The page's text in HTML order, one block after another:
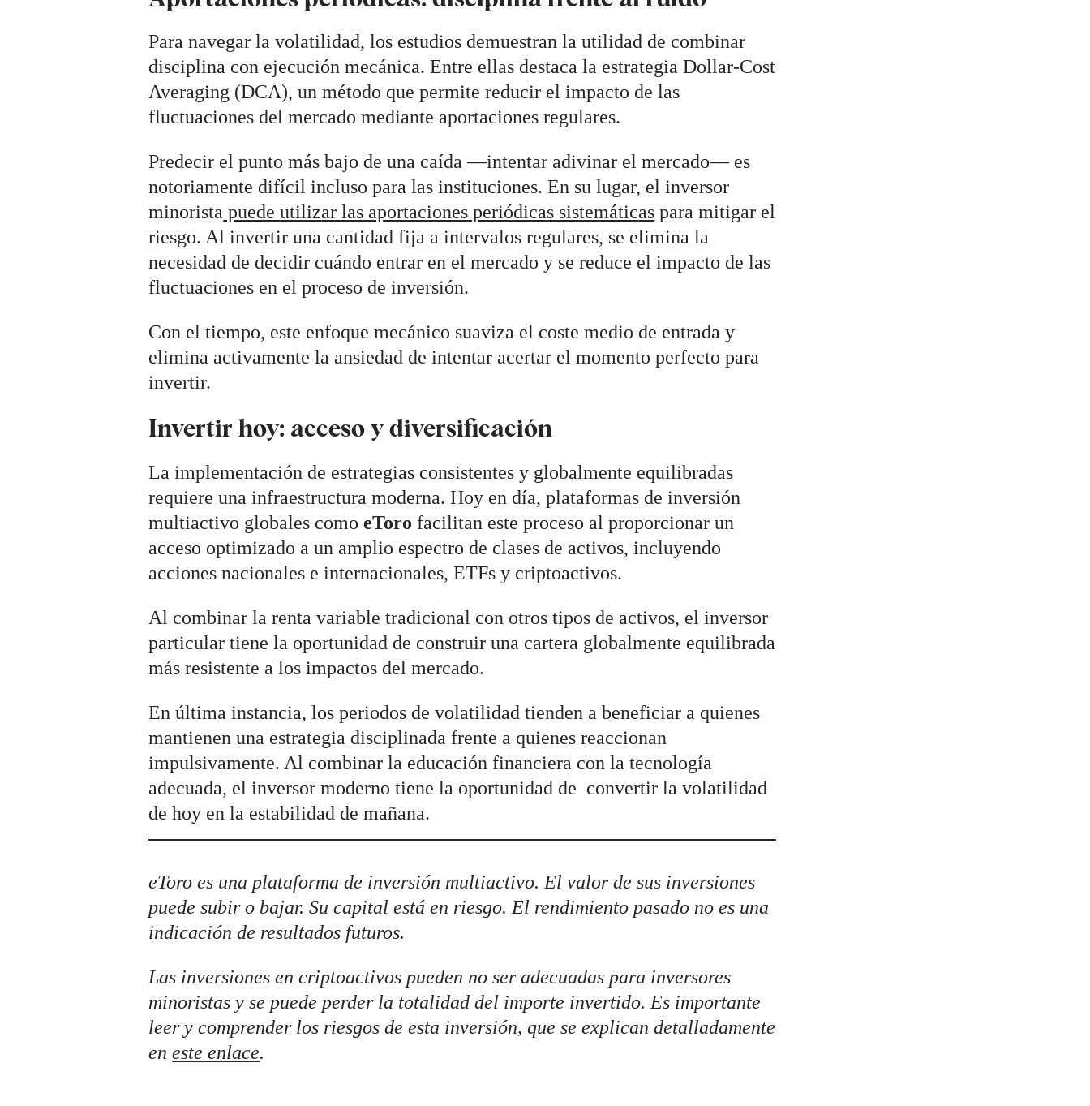
Para navegar la volatilidad, los estudios demuestran la utilidad de combinar
disciplina con ejecución mecánica. Entre ellas destaca la estrategia Dollar-Cost
Averaging (DCA), un método que permite reducir el impacto de las
fluctuaciones del mercado mediante aportaciones regulares.
Predecir el punto más bajo de una caída —intentar adivinar el mercado— es
notoriamente difícil incluso para las instituciones. En su lugar, el inversor
minorista puedeutilizar las aportaciones periódicas sistemáticas para mitigar el
riesgo. Al invertir una cantidad fija a intervalos regulares, se elimina la
necesidad de decidir cuándo entrar en el mercado y se reduce el impacto de las
fluctuaciones en el proceso de inversión.
Con el tiempo, este enfoque mecánico suaviza el coste medio de entrada y
elimina activamente la ansiedad de intentar acertar el momento perfecto para
invertir.
Invertir hoy: acceso y diversificación
La implementación de estrategias consistentes y globalmente equilibradas
requiere una infraestructura moderna. Hoy en día, plataformas de inversión
multiactivo globales comoeToro facilitan este proceso al proporcionar un
acceso optimizado a un amplio espectro de clases de activos, incluyendo
acciones nacionales e internacionales, ETFs y criptoactivos.
Al combinar la renta variable tradicional con otros tipos de activos, el inversor
particular tiene la oportunidad de construir una cartera globalmente equilibrada
más resistente a los impactos del mercado.
En última instancia, los periodos de volatilidad tienden a beneficiar a quienes
mantienen una estrategia disciplinada frente a quienes reaccionan
impulsivamente. Al combinar la educación financiera con la tecnología
adecuada, el inversor moderno tiene la oportunidad de convertir la volatilidad
de hoy en la estabilidad de mañana.
eToro es una plataforma de inversión multiactivo. El valor de sus inversiones
puede subir o bajar. Su capital está en riesgo. El rendimiento pasado no es una
indicación de resultados futuros.
Las inversiones en criptoactivos pueden no ser adecuadas para inversores
minoristas y se puede perder la totalidad del importe invertido. Es importante
leer y comprender los riesgos de esta inversión, que se explican detalladamente
eneste enlace.